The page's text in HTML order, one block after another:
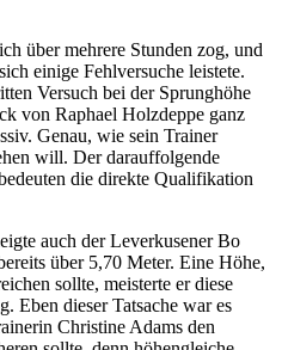
über mehrere Stunden zog, und
einige Fehlversuche leistete.
Versuch bei der Sprunghöhe
von Raphael Holzdeppe ganz
Genau, wie sein Trainer
will. Der darauffolgende
die direkte Qualifikation
auch der Leverkusener Bo
über 5,70 Meter. Eine Höhe,
sollte, meisterte er diese
Eben dieser Tatsache war es
Christine Adams den